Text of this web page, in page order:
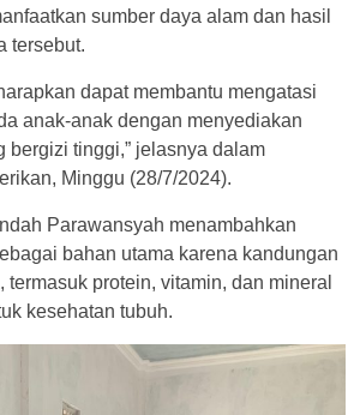
sumber daya alam dan hasil
tersebut.
dapat membantu mengatasi
anak-anak dengan menyediakan
bergizi tinggi,” jelasnya dalam
Minggu (28/7/2024).
Parawansyah menambahkan
bahan utama karena kandungan
termasuk protein, vitamin, dan mineral
kesehatan tubuh.